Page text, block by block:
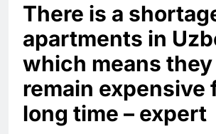
There is a
apartments in
which means
remain expensive
long time – expert